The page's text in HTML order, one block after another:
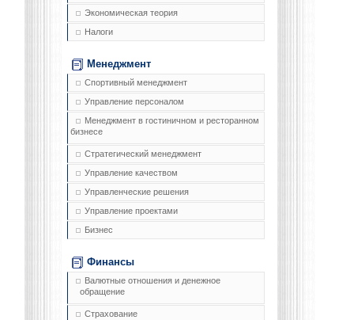
Экономическая теория
Налоги
Менеджмент
Спортивный менеджмент
Управление персоналом
Менеджмент в гостиничном и ресторанном
бизнесе
Стратегический менеджмент
Управление качеством
Управленческие решения
Управление проектами
Бизнес
Финансы
Валютные отношения и денежное
обращение
Страхование